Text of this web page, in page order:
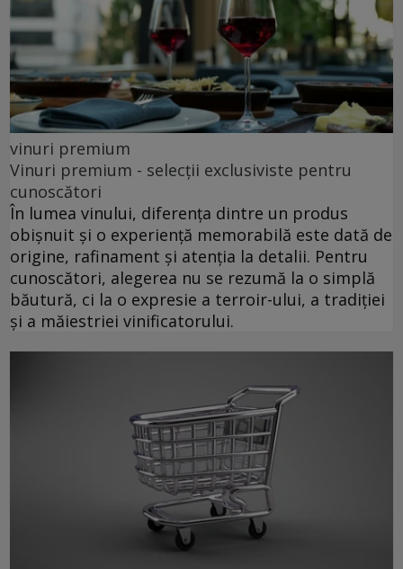
vinuri premium
Vinuri premium - selecții exclusiviste pentru
cunoscători
În lumea vinului, diferența dintre un produs
obișnuit și o experiență memorabilă este dată de
origine, rafinament și atenția la detalii. Pentru
cunoscători, alegerea nu se rezumă la o simplă
băutură, ci la o expresie a terroir-ului, a tradiției
și a măiestriei vinificatorului.